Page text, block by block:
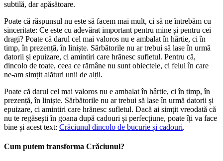
subtilă, dar apăsătoare.
Poate că răspunsul nu este să facem mai mult, ci să ne întrebăm cu
sinceritate: Ce este cu adevărat important pentru mine și pentru cei
dragi? Poate că darul cel mai valoros nu e ambalat în hârtie, ci în
timp, în prezență, în liniște. Sărbătorile nu ar trebui să lase în urmă
datorii și epuizare, ci amintiri care hrănesc sufletul. Pentru că,
dincolo de toate, ceea ce rămâne nu sunt obiectele, ci felul în care
ne-am simțit alături unii de alții.
Poate că darul cel mai valoros nu e ambalat în hârtie, ci în timp, în
prezență, în liniște. Sărbătorile nu ar trebui să lase în urmă datorii și
epuizare, ci amintiri care hrănesc sufletul. Dacă ai simțit vreodată că
nu te regăsești în goana după cadouri și perfecțiune, poate îți va face
bine și acest text: Crăciunul dincolo de bucurie și cadouri.
Cum putem transforma Crăciunul?